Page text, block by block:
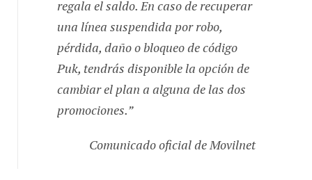
una línea suspendida por robo,
pérdida, daño o bloqueo de código
Puk, tendrás disponible la opción de
cambiar el plan a alguna de las dos
promociones.”